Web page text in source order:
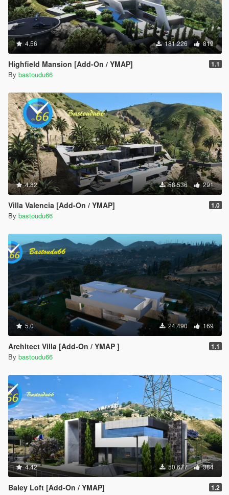
4.56 181.226 819
Highfield Mansion [Add-On / YMAP] 1.1
By bastoudu66
4.82 58.536 291
Villa Valencia [Add-On / YMAP] 1.0
By bastoudu66
5.0 24.490 169
Architect Villa [Add-On / YMAP ] 1.1
By bastoudu66
4.42 50.677 384
Baley Loft [Add-On / YMAP] 1.2